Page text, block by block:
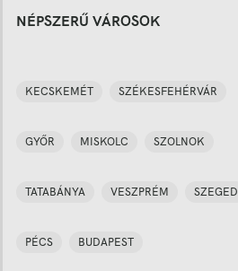
NÉPSZERŰ VÁROSOK
KECSKEMÉT SZÉKESFEHÉRVÁR
GYŐR MISKOLC SZOLNOK
TATABÁNYA VESZPRÉM SZEGED
PÉCS BUDAPEST